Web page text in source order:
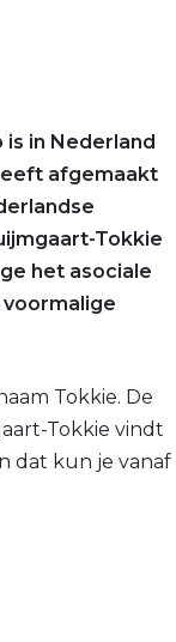
in Nederland
afgemaakt
Tokkie
het asociale
Tokkie. De
Tokkie vindt
dat kun je vanaf